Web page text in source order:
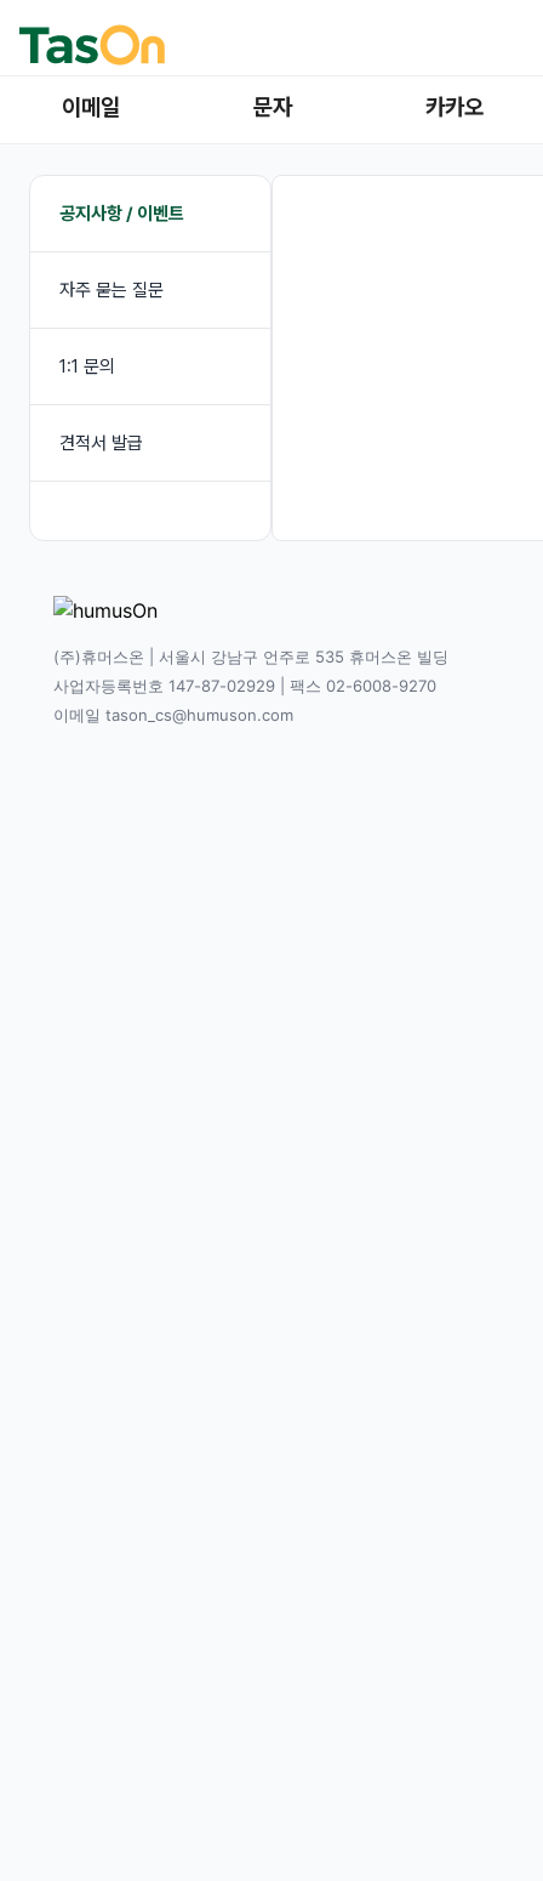
이메일 문자 카카오
공지사항 / 이벤트
자주 묻는 질문
1:1 문의
견적서 발급
(주)휴머스온 | 서울시 강남구 언주로 535 휴머스온 빌딩
사업자등록번호 147-87-02929 | 팩스 02-6008-9270
이메일 tason_cs@humuson.com